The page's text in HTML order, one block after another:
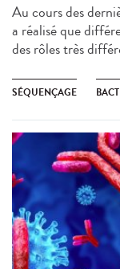
Au cours des
a réalisé que
des rôles très
SÉQUENÇAGE